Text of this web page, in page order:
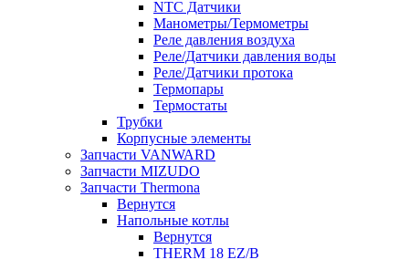
NTC Датчики
Манометры/Термометры
Реле давления воздуха
Реле/Датчики давления воды
Реле/Датчики протока
Термопары
Термостаты
Трубки
Корпусные элементы
Запчасти VANWARD
Запчасти MIZUDO
Запчасти Thermona
Вернутся
Напольные котлы
Вернутся
THERM 18 EZ/B